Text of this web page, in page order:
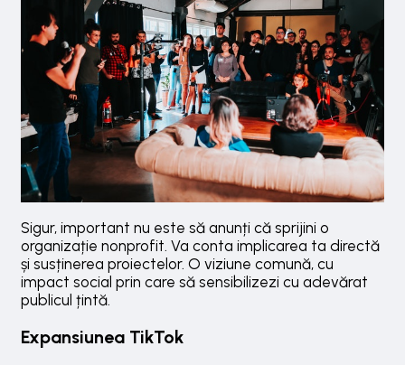
Sigur, important nu este să anunți că sprijini o
organizație nonprofit. Va conta implicarea ta directă
și susținerea proiectelor. O viziune comună, cu
impact social prin care să sensibilizezi cu adevărat
publicul țintă.
Expansiunea TikTok